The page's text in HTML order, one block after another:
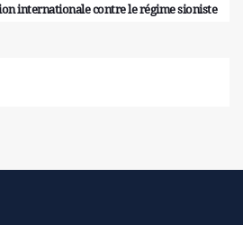
internationale contre le régime sioniste